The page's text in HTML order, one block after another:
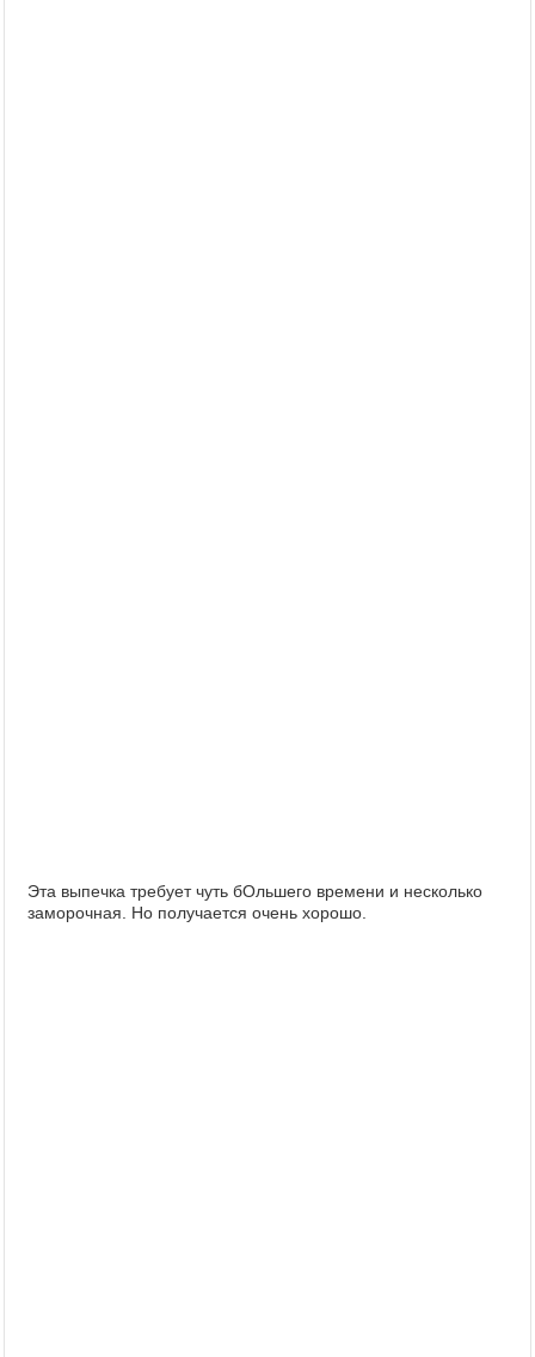
Эта выпечка требует чуть бОльшего времени и несколько
заморочная. Но получается очень хорошо.